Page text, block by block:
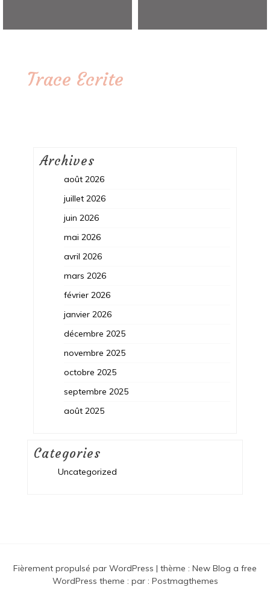
Trace Ecrite
Archives
août 2026
juillet 2026
juin 2026
mai 2026
avril 2026
mars 2026
février 2026
janvier 2026
décembre 2025
novembre 2025
octobre 2025
septembre 2025
août 2025
Categories
Uncategorized
Fièrement propulsé par WordPress | thème : New Blog a free
WordPress theme : par : Postmagthemes